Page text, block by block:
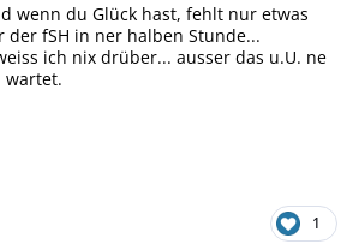
wenn du Glück hast, fehlt nur etwas
der fSH in ner halben Stunde...
ich nix drüber... ausser das u.U. ne
wartet.
1